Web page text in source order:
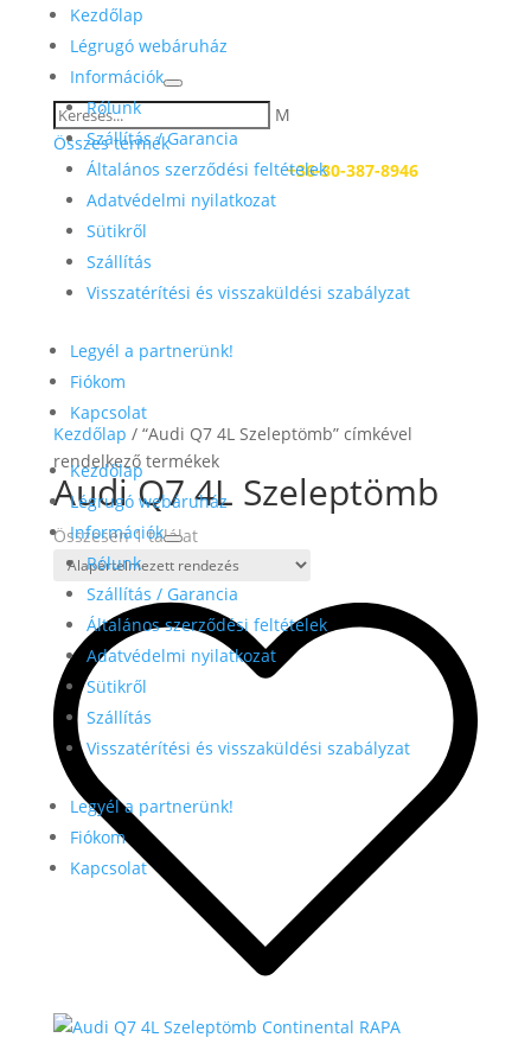
M
Összes termék
Kérdése van? Hívjon:+36-30-387-8946
Kezdőlap
Légrugó webáruház
Információk
Rólunk
Szállítás / Garancia
Általános szerződési feltételek
Adatvédelmi nyilatkozat
Sütikről
Szállítás
Visszatérítési és visszaküldési szabályzat
Legyél a partnerünk!
Fiókom
Kapcsolat
Kezdőlap
Légrugó webáruház
Információk
Rólunk
Szállítás / Garancia
Általános szerződési feltételek
Adatvédelmi nyilatkozat
Sütikről
Szállítás
Visszatérítési és visszaküldési szabályzat
Legyél a partnerünk!
Fiókom
Kapcsolat
Kezdőlap / “Audi Q7 4L Szeleptömb” címkével
rendelkező termékek
Audi Q7 4L Szeleptömb
Összesen 1 találat